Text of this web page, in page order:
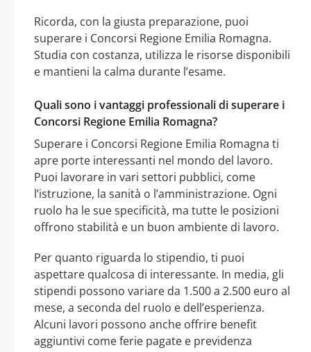
Ricorda, con la giusta preparazione, puoi
superare i Concorsi Regione Emilia Romagna.
Studia con costanza, utilizza le risorse disponibili
e mantieni la calma durante l’esame.
Quali sono i vantaggi professionali di superare i
Concorsi Regione Emilia Romagna?
Superare i Concorsi Regione Emilia Romagna ti
apre porte interessanti nel mondo del lavoro.
Puoi lavorare in vari settori pubblici, come
l’istruzione, la sanità o l’amministrazione. Ogni
ruolo ha le sue specificità, ma tutte le posizioni
offrono stabilità e un buon ambiente di lavoro.
Per quanto riguarda lo stipendio, ti puoi
aspettare qualcosa di interessante. In media, gli
stipendi possono variare da 1.500 a 2.500 euro al
mese, a seconda del ruolo e dell’esperienza.
Alcuni lavori possono anche offrire benefit
aggiuntivi come ferie pagate e previdenza